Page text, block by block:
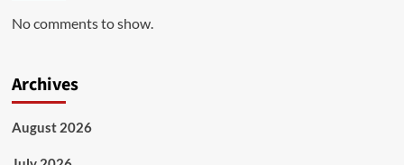
No comments to show.
Archives
August 2026